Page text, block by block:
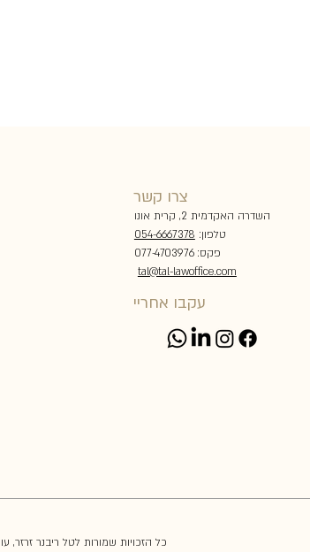
צרו קשר
השדרה האקדמית 2, קרית אונו
טלפון: 054-6667378
פקס: 077-4703976
tal@tal-lawoffice.com
עקבו אחריי
© כל הזכויות שמורות לטל ריבנר